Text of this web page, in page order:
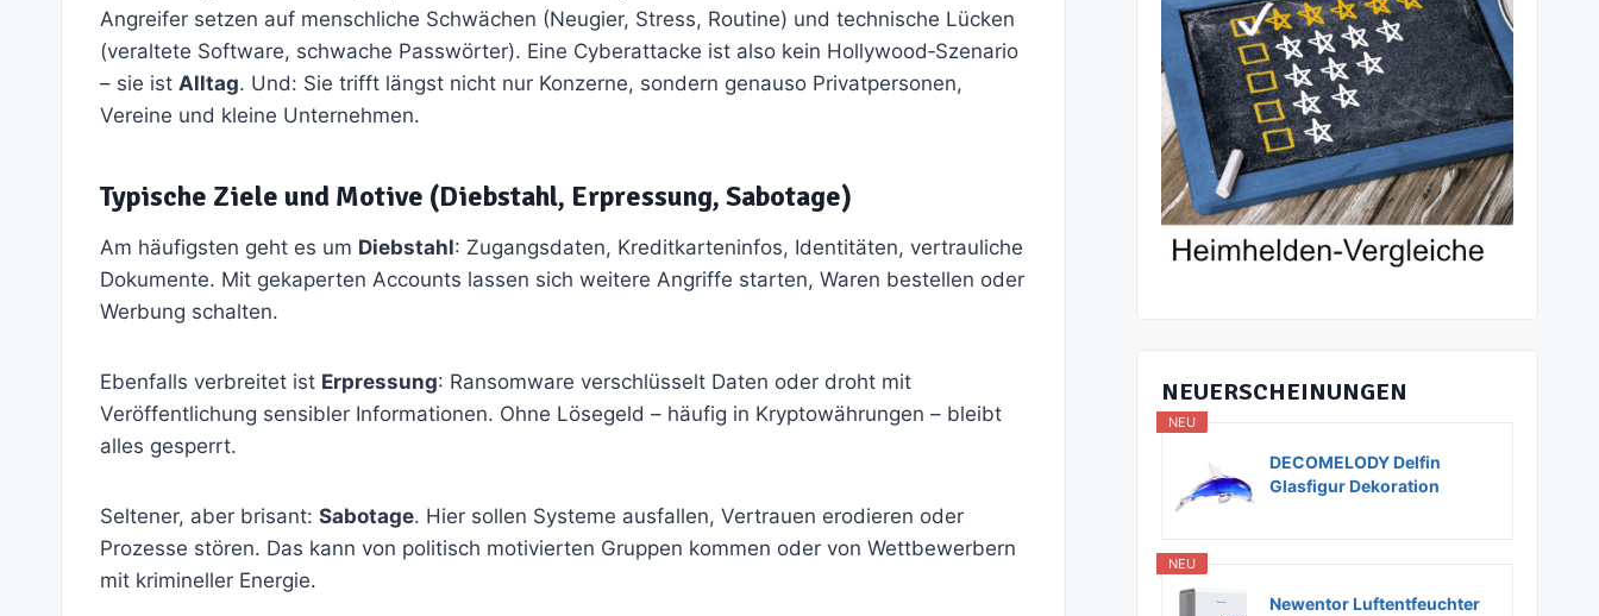
Angreifer setzen auf menschliche Schwächen (Neugier, Stress, Routine) und technische Lücken
(veraltete Software, schwache Passwörter). Eine Cyberattacke ist also kein Hollywood‑Szenario
– sie ist Alltag. Und: Sie trifft längst nicht nur Konzerne, sondern genauso Privatpersonen,
Vereine und kleine Unternehmen.
Typische Ziele und Motive (Diebstahl, Erpressung, Sabotage)
Am häufigsten geht es um Diebstahl: Zugangsdaten, Kreditkarteninfos, Identitäten, vertrauliche
Dokumente. Mit gekaperten Accounts lassen sich weitere Angriffe starten, Waren bestellen oder
Werbung schalten.
Ebenfalls verbreitet ist Erpressung: Ransomware verschlüsselt Daten oder droht mit
Veröffentlichung sensibler Informationen. Ohne Lösegeld – häufig in Kryptowährungen – bleibt
alles gesperrt.
Seltener, aber brisant: Sabotage. Hier sollen Systeme ausfallen, Vertrauen erodieren oder
Prozesse stören. Das kann von politisch motivierten Gruppen kommen oder von Wettbewerbern
mit krimineller Energie.
NEUERSCHEINUNGEN
NEU
DECOMELODY Delfin
Glasfigur Dekoration
NEU
Newentor Luftentfeuchter